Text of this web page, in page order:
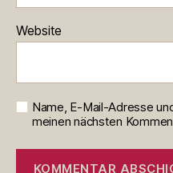
Website
Name, E-Mail-Adresse
meinen nächsten